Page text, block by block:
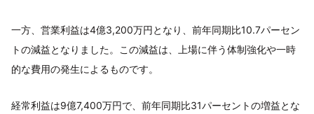
一方、営業利益は4億3,200万円となり、前年同期比10.7パーセン
トの減益となりました。この減益は、上場に伴う体制強化や一時
的な費用の発生によるものです。
経常利益は9億7,400万円で、前年同期比31パーセントの増益とな